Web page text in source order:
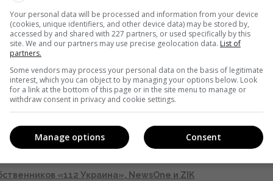
расследованиепо «112 Украина», ZIK и
после заслушивания его в Верховной Раде.
уроков на NewsOne, 112 и ZIK
«112 Украина»
Украина»
«112 Украина» и ZIK
«112 Украина», NewsOne и ZIK
Your personal data will be processed and information from your device
(cookies, unique identifiers, and other device data) may be stored by,
accessed by and shared with 227 partners, or used specifically by this
site. We and our partners may use precise geolocation data. List of
partners.
Some vendors may process your personal data on the basis of legitimate
interest, which you can object to by managing your options below. Look
for a link at the bottom of this page or in the site menu to manage or
withdraw consent in privacy and cookie settings.
Consent
Manage options